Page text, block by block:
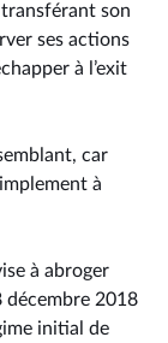
son
ses actions
à l’exit
car
à
à abroger
décembre 2018
initial de